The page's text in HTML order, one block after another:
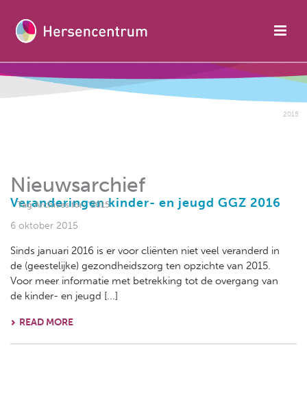
Nieuwsarchief
Tag Archives for: "2015"
2015
Veranderingen kinder- en jeugd GGZ 2016
6 oktober 2015
Sinds januari 2016 is er voor cliënten niet veel veranderd in
de (geestelijke) gezondheidszorg ten opzichte van 2015.
Voor meer informatie met betrekking tot de overgang van
de kinder- en jeugd [...]
READ MORE